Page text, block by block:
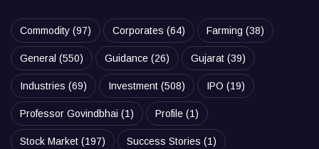
Commodity (97) Corporates (64) Farming (38)
General (550) Guidance (26) Gujarat (39)
Industries (69) Investment (508) IPO (19)
Professor Govindbhai (1) Profile (1)
Stock Market (197) Success Stories (1)